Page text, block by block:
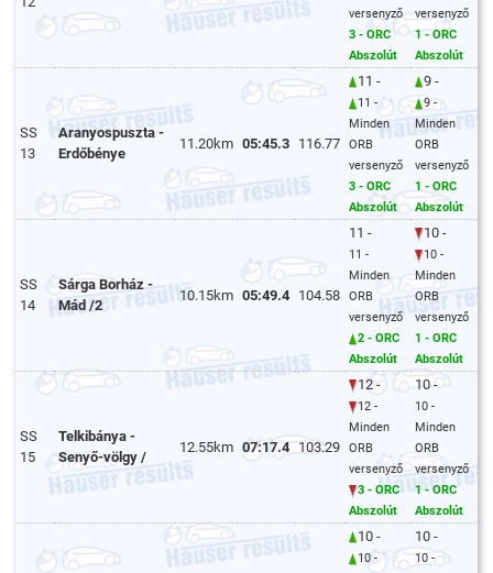
versenyző
3 - ORC
Abszolút
versenyző
1 - ORC
Abszolút
SS
13
Aranyospuszta -
Erdőbénye
11.20km 05:45.3 116.77
11 -
11 -
Minden
ORB
versenyző
3 - ORC
Abszolút
9 -
9 -
Minden
ORB
versenyző
1 - ORC
Abszolút
SS
14
Sárga Borház -
Mád /2
10.15km 05:49.4 104.58
11 -
11 -
Minden
ORB
versenyző
2 - ORC
Abszolút
10 -
10 -
Minden
ORB
versenyző
1 - ORC
Abszolút
SS
15
Telkibánya -
Senyő-völgy /
12.55km 07:17.4 103.29
12 -
12 -
Minden
ORB
versenyző
3 - ORC
Abszolút
10 -
10 -
Minden
ORB
versenyző
1 - ORC
Abszolút
10 -
10 -
10 -
10 -